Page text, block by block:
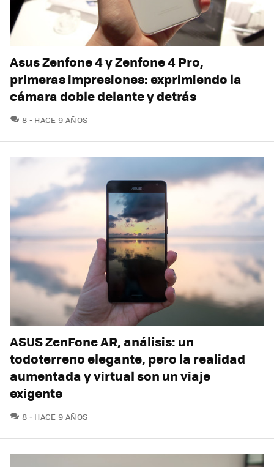
Asus Zenfone 4 y Zenfone 4 Pro,
primeras impresiones: exprimiendo la
cámara doble delante y detrás
8 COMENTARIOS
HACE 9 AÑOS
ASUS ZenFone AR, análisis: un
todoterreno elegante, pero la realidad
aumentada y virtual son un viaje
exigente
8 COMENTARIOS
HACE 9 AÑOS